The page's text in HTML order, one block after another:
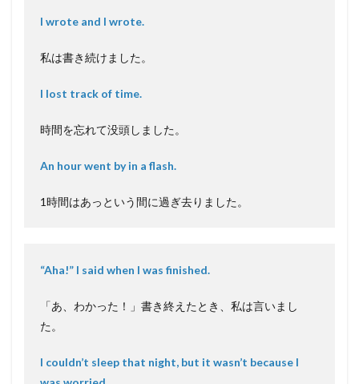
I wrote and I wrote.
私は書き続けました。
I lost track of time.
時間を忘れて没頭しました。
An hour went by in a flash.
1時間はあっという間に過ぎ去りました。
“Aha!” I said when I was finished.
「あ、わかった！」書き終えたとき、私は言いまし
た。
I couldn’t sleep that night, but it wasn’t because I